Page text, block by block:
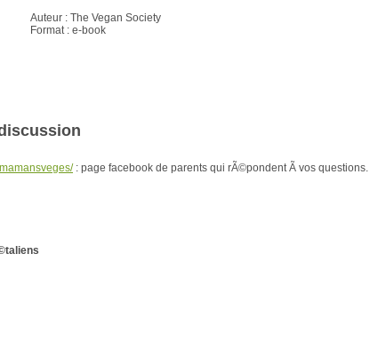
Auteur : The Vegan Society
Format : e-book
: page facebook de parents qui rÃ©pondent Ã vos questions.